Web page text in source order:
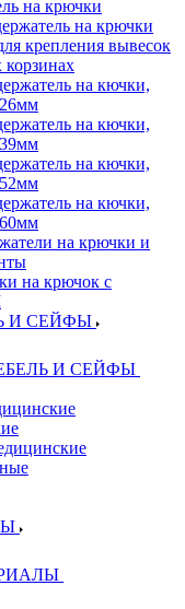
на крючки
на крючки
крепления вывесок
на кючки,
на кючки,
на кючки,
на кючки,
на крючки и
на крючок с
И СЕЙФЫ
И СЕЙФЫ